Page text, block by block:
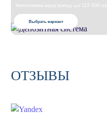
Увеличиваем вашу выгоду до 125 000
Выбрать вариант
ОТЗЫВЫ